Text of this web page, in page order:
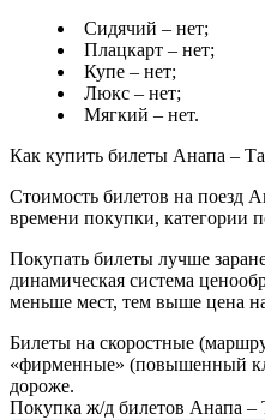
Сидячий – нет;
Плацкарт – нет;
Купе – нет;
Люкс – нет;
Мягкий – нет.
Как купить билеты Анапа –
Стоимость билетов на поезд
времени покупки, категории
Покупать билеты лучше
динамическая система
меньше мест, тем выше цена
Билеты на скоростные
«фирменные» (повышенный
дороже.
Покупка ж/д билетов Анапа –